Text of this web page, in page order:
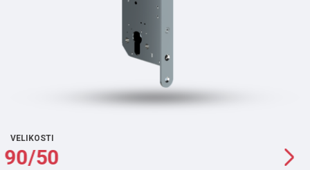
VELIKOSTI
90/50